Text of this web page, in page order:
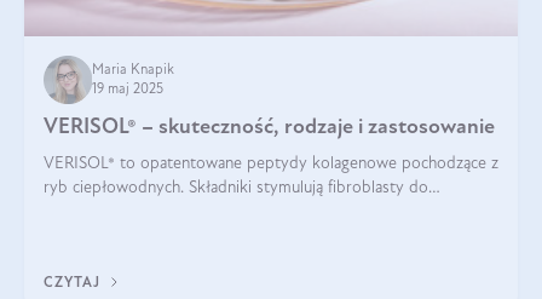
Maria Knapik
19 maj 2025
VERISOL® – skuteczność, rodzaje i zastosowanie
VERISOL® to opatentowane peptydy kolagenowe pochodzące z
ryb ciepłowodnych. Składniki stymulują fibroblasty do
CZYTAJ